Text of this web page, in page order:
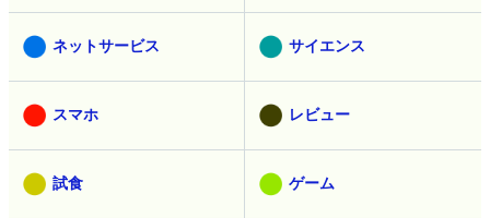
ネットサービス サイエンス
スマホ レビュー
試食 ゲーム